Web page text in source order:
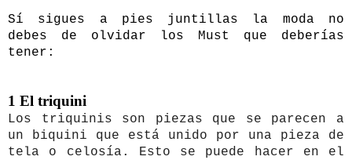
Sí sigues a pies juntillas la moda no
debes de olvidar los Must que deberías
tener:
1 El triquini
Los triquinis son piezas que se parecen a
un biquini que está unido por una pieza de
tela o celosía. Esto se puede hacer en el